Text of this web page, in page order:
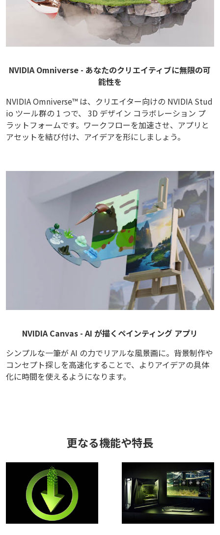
NVIDIA Omniverse - あなたのクリエイティブに無限の可
能性を
NVIDIA Omniverse™ は、クリエイター向けの NVIDIA Stud
io ツール群の 1 つで、 3D デザイン コラボレーション プ
ラットフォームです。ワークフローを加速させ、アプリと
アセットを結び付け、アイデアを形にしましょう。
NVIDIA Canvas - AI が描くペインティング アプリ
シンプルな一筆が AI の力でリアルな風景画に。背景制作や
コンセプト探しを高速化することで、よりアイデアの具体
化に時間を使えるようになります。
更なる機能や特長